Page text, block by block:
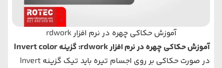
آموزش حکاکی چهره در نرم افزار rdwork
آموزش حکاکی چهره در نرم افزار rdwork: گزینه Invert color
در صورت حکاکی بر روی اجسام تیره باید تیک گزینه Invert